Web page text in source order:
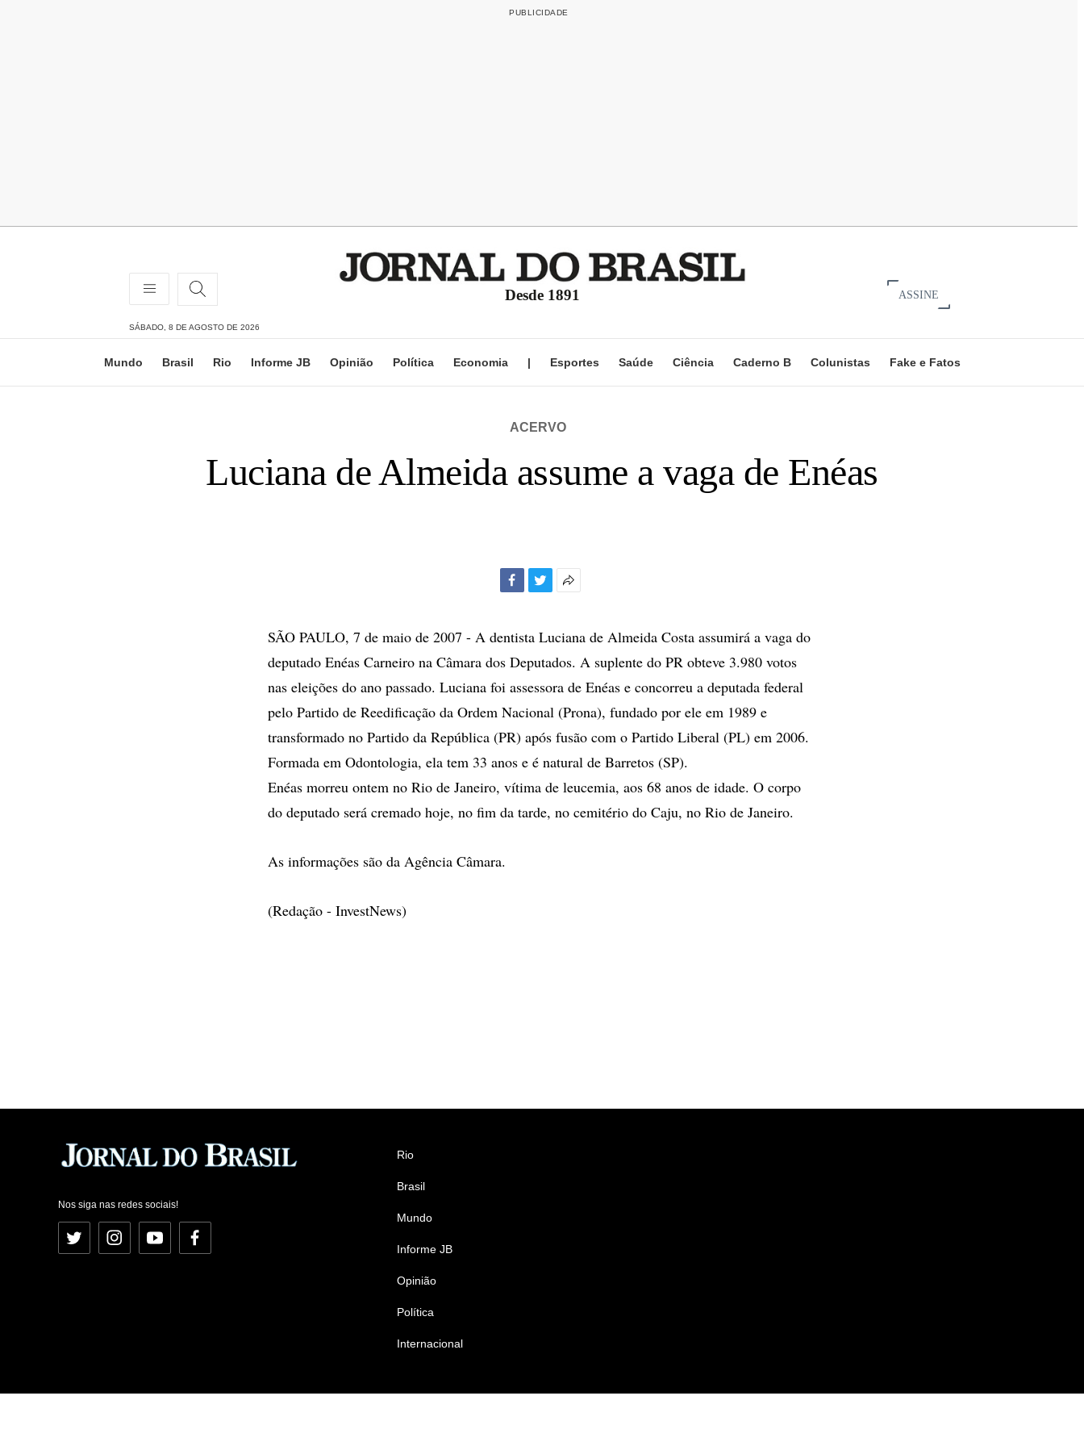
Desde 1891 ASSINE
SÁBADO, 8 DE AGOSTO DE 2026
Mundo Brasil Rio Informe JB Opinião Política Economia | Esportes Saúde Ciência Caderno B Colunistas Fake e Fatos
ACERVO
Luciana de Almeida assume a vaga de Enéas
compartilhamento
SÃO PAULO, 7 de maio de 2007 - A dentista Luciana de Almeida Costa assumirá a vaga do
deputado Enéas Carneiro na Câmara dos Deputados. A suplente do PR obteve 3.980 votos
nas eleições do ano passado. Luciana foi assessora de Enéas e concorreu a deputada federal
pelo Partido de Reedificação da Ordem Nacional (Prona), fundado por ele em 1989 e
transformado no Partido da República (PR) após fusão com o Partido Liberal (PL) em 2006.
Formada em Odontologia, ela tem 33 anos e é natural de Barretos (SP).
Enéas morreu ontem no Rio de Janeiro, vítima de leucemia, aos 68 anos de idade. O corpo
do deputado será cremado hoje, no fim da tarde, no cemitério do Caju, no Rio de Janeiro.
As informações são da Agência Câmara.
(Redação - InvestNews)
Nos siga nas redes sociais!
Twitter InstagramYouTubeFacebook
Rio
Brasil
Mundo
Informe JB
Opinião
Política
Internacional